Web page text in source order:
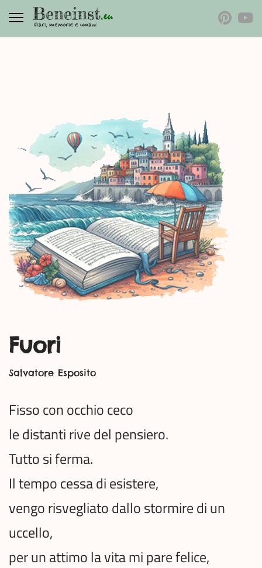
Fuori
Salvatore Esposito
Fisso con occhio ceco
le distanti rive del pensiero.
Tutto si ferma.
Il tempo cessa di esistere,
vengo risvegliato dallo stormire di un
uccello,
per un attimo la vita mi pare felice,